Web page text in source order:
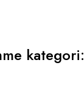
kategori: